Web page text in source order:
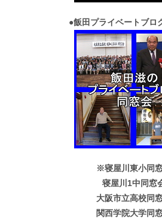
●飯田プライベートブロ
※寝屋川東小同
寝屋川1中同窓
大阪市立高校同
関西学院大学同